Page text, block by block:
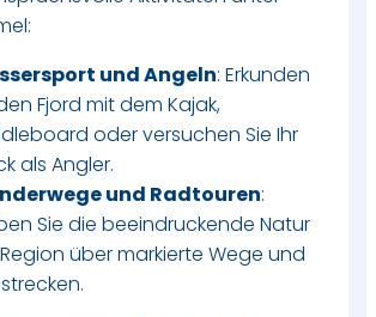
und Angeln: Erkunden
Fjord mit dem Kajak,
oder versuchen Sie Ihr
als Angler.
und Radtouren:
Sie die beeindruckende Natur
über markierte Wege und